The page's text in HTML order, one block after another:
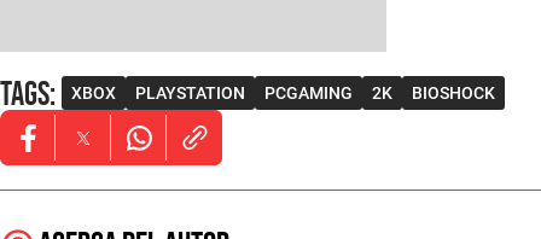
Tags: XBOX PLAYSTATION PCGAMING 2K BIOSHOCK
Opens in new window
Opens in new window
Opens in new window